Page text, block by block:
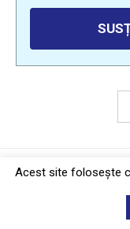
Acest site foloseşte